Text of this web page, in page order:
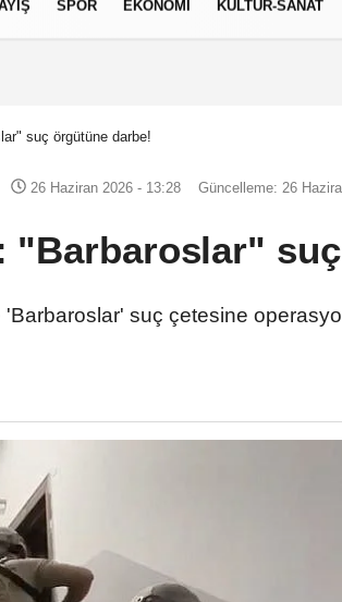
SPOR EKONOMİ KÜLTÜR-SANAT
suç örgütüne darbe!
26 Haziran 2026 - 13:28 Güncelleme: 26
"Barbaroslar"
'Barbaroslar' suç çetesine